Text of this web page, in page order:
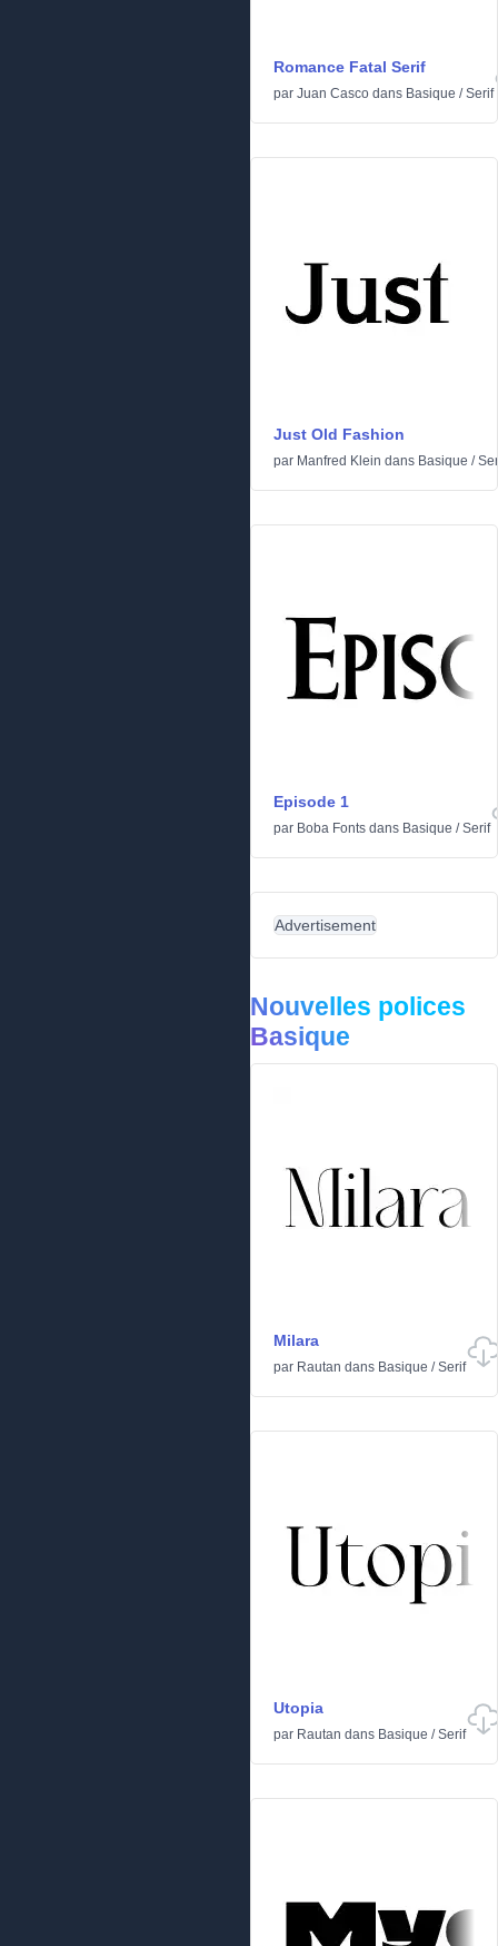
Romance Fatal Serif
par Juan Casco dans Basique /Serif
Just Old Fashion
par Manfred Klein dans Basique /
Episode 1
par Boba Fonts dans Basique /Serif
Advertisement
Nouvelles polices
Basique
Milara
par Rautan dans Basique /Serif
Utopia
par Rautan dans Basique /Serif